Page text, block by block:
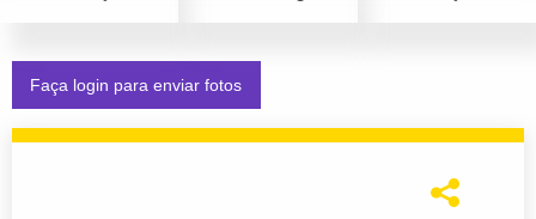
Faça login para enviar fotos